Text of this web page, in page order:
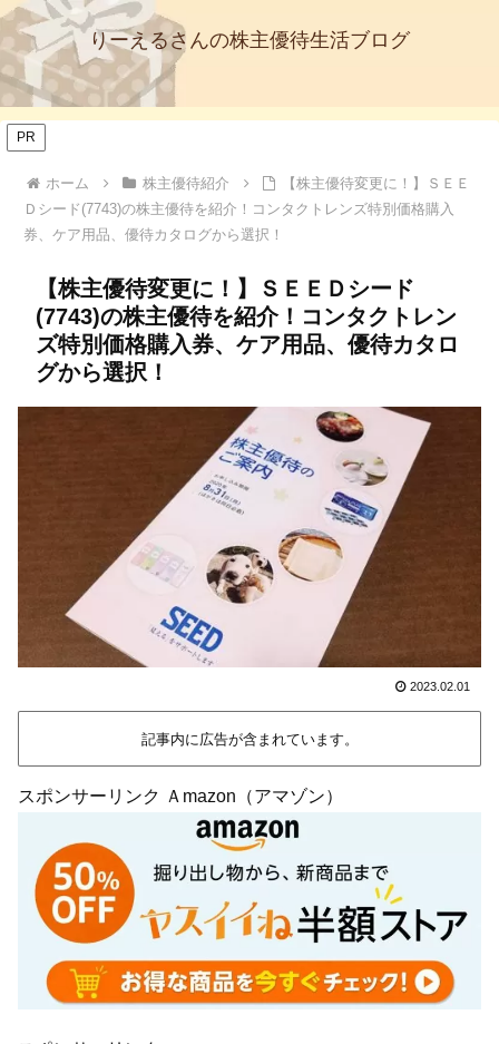
りーえるさんの株主優待生活ブログ
PR
ホーム 株主優待紹介
【株主優待変更に！】ＳＥＥ
Ｄシード(7743)の株主優待を紹介！コンタクトレンズ特別価格購入
券、ケア用品、優待カタログから選択！
【株主優待変更に！】ＳＥＥＤシード
(7743)の株主優待を紹介！コンタクトレン
ズ特別価格購入券、ケア用品、優待カタロ
グから選択！
2023.02.01
記事内に広告が含まれています。
スポンサーリンク Ａmazon（アマゾン）